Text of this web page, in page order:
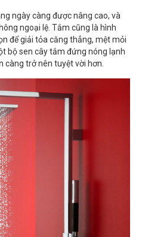
ngày càng được nâng cao, và
ngoại lệ. Tắm cũng là hình
để giải tỏa căng thẳng, mệt mỏi
bộ sen cây tắm đứng nóng lạnh
càng trở nên tuyệt vời hơn.